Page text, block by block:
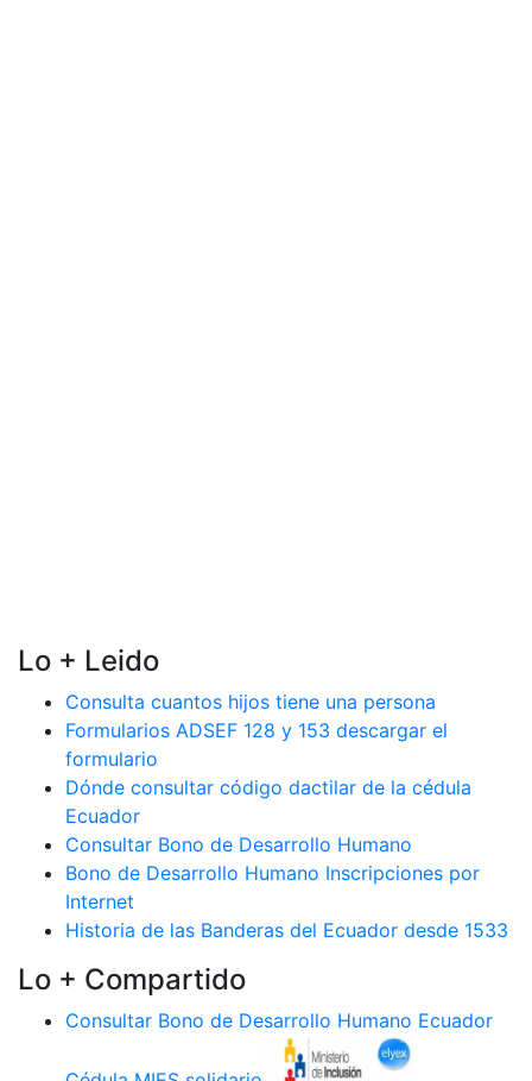
Lo + Leido
Consulta cuantos hijos tiene una persona
Formularios ADSEF 128 y 153 descargar el
formulario
Dónde consultar código dactilar de la cédula
Ecuador
Consultar Bono de Desarrollo Humano
Bono de Desarrollo Humano Inscripciones por
Internet
Historia de las Banderas del Ecuador desde 1533
Lo + Compartido
Consultar Bono de Desarrollo Humano Ecuador